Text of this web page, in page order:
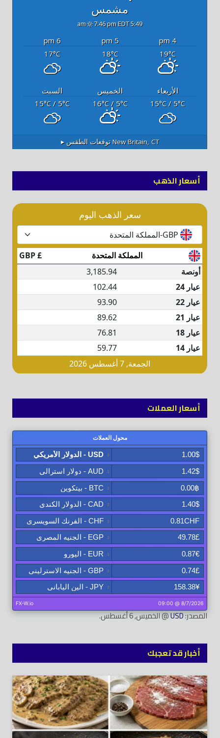
مشمس
5:49 am
7:46 pm EDT
4 pm
5 pm
6 pm
19°C
18°C
17°C
الأربعاء الخميس
السبت
15°C / 5°C
16°C/ 5°C
15°C/ 5°C
New Britain, CTتوقعات الطقس ▸
أسعار الذهب
أسعار العملات
المصدر:USD@ الخميس, 6 أغسطس.
أخبار قد تعجبك